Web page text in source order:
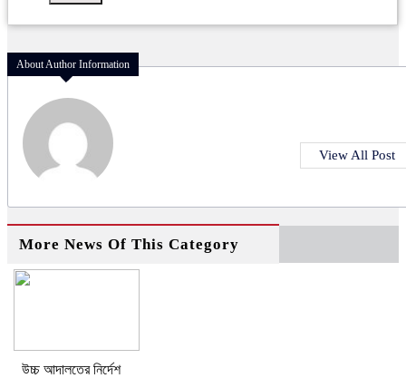
About Author Information
View All Post
More News Of This Category
উচ্চ আদালতের নির্দেশ